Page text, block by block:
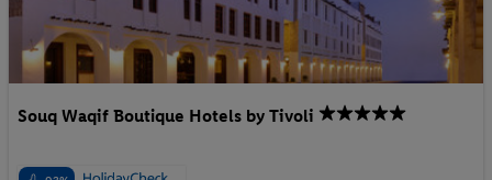
Souq Waqif Boutique Hotels by Tivoli